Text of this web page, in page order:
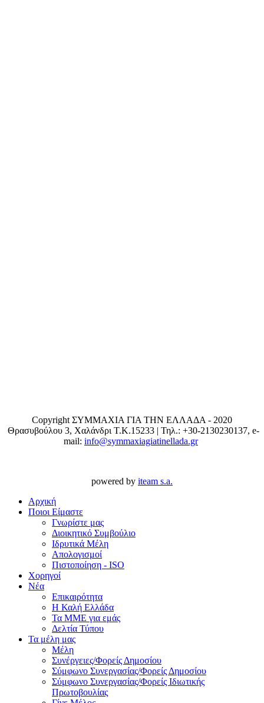
Copyright ΣΥΜΜΑΧΙΑ ΓΙΑ ΤΗΝ ΕΛΛΑΔΑ - 2020
Θρασυβούλου 3, Χαλάνδρι T.K.15233 | Τηλ.: +30-2130230137, e-
mail: info@symmaxiagiatinellada.gr
powered by iteam s.a.
Αρχική
Ποιοι Είμαστε
Γνωρίστε μας
Διοικητικό Συμβούλιο
Ιδρυτικά Μέλη
Απολογισμοί
Πιστοποίηση - ISO
Χορηγοί
Νέα
Επικαιρότητα
H Καλή Ελλάδα
Τα ΜΜΕ για εμάς
Δελτία Τύπου
Τα μέλη μας
Μέλη
Συνέργειες/Φορείς Δημοσίου
Σύμφωνο Συνεργασίας/Φορείς Δημοσίου
Σύμφωνο Συνεργασίας/Φορείς Ιδιωτικής
Πρωτοβουλίας